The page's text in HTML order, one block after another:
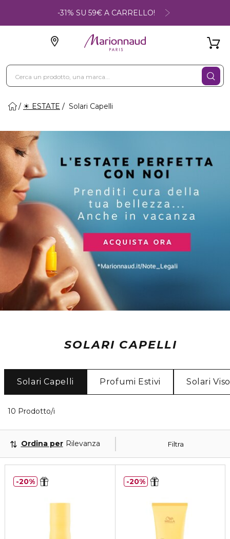
-31% SU 59€ A CARRELLO!
☀ ESTATE Solari Capelli
SOLARI CAPELLI
Solari Capelli Profumi Estivi Solari Viso
10 Prodotto/i
Filtra
Ordina per Rilevanza
20% 20%